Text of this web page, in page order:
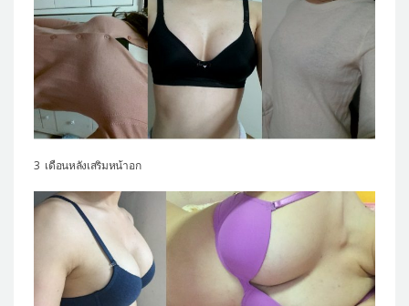
3 เดือนหลังเสริมหน้าอก